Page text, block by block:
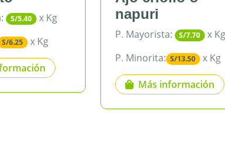
5.40 x Kg
x Kg
napuri
P. Mayorista: S/7.70 x Kg
P. Minorita: S/13.50 x Kg
Más información